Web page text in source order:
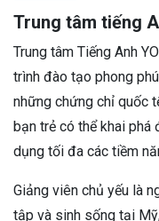
Trung tâm tiếng
Trung tâm Tiếng Anh
trình đào tạo phong
những chứng chỉ quốc
bạn trẻ có thể khai
dụng tối đa các tiềm
Giảng viên chủ yếu là
tập và sinh sống tại